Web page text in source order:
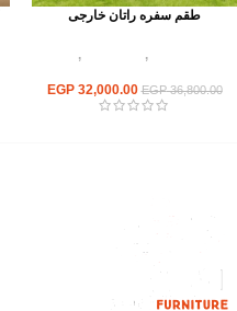
طقم سفره راتان خارجى
أثاث اوت دور, أطقم راتان,
EGP36,800.00
EGP32,000.00